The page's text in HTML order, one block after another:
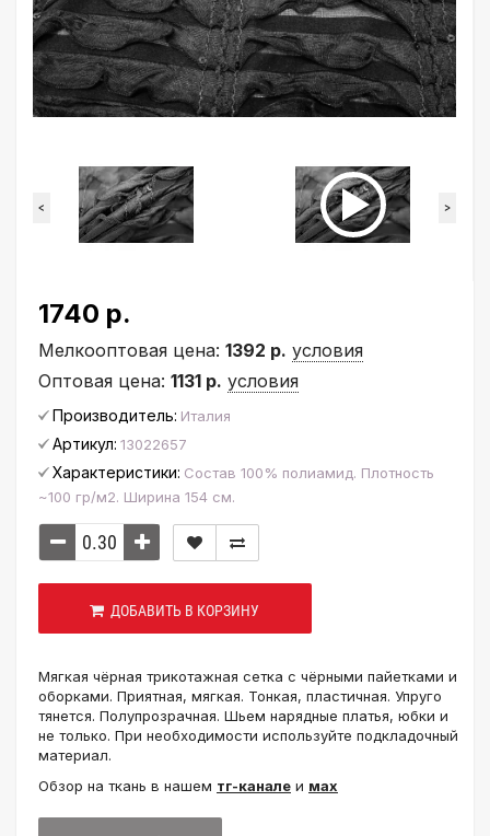
< >
1740 р.
Мелкооптовая цена: 1392 р. условия
Оптовая цена: 1131 р. условия
Производитель: Италия
Артикул: 13022657
Характеристики: Состав 100% полиамид. Плотность
~100 гр/м2. Ширина 154 см.
ДОБАВИТЬ В КОРЗИНУ
Мягкая чёрная трикотажная сетка с чёрными пайетками и
оборками. Приятная, мягкая. Тонкая, пластичная. Упруго
тянется. Полупрозрачная. Шьем нарядные платья, юбки и
не только. При необходимости используйте подкладочный
материал.
Обзор на ткань в нашем тг-канале и мах